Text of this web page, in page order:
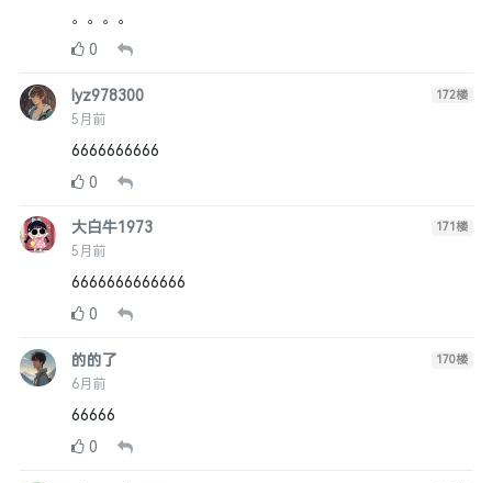
。。。。
0
lyz978300
5月前
172楼
6666666666
0
大白牛1973
5月前
171楼
6666666666666
0
的的了
6月前
170楼
66666
0